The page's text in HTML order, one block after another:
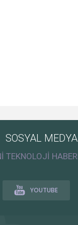
SOSYAL
TEKNOLOJİ
YOUTUBE